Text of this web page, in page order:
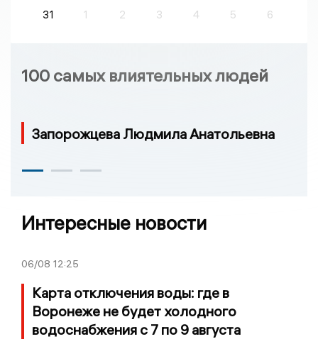
31
1 2 3 4 5 6
100 самых влиятельных людей
Запорожцева Людмила Анатольевна
Интересные новости
06/08 12:25
Карта отключения воды: где в
Воронеже не будет холодного
водоснабжения с 7 по 9 августа